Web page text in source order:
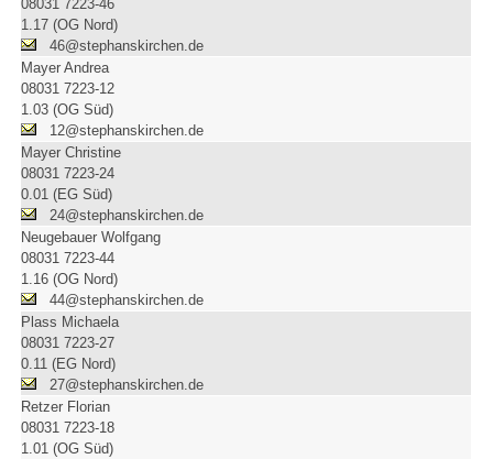
08031 7223-46
1.17 (OG Nord)
46@stephanskirchen.de
Mayer Andrea
08031 7223-12
1.03 (OG Süd)
12@stephanskirchen.de
Mayer Christine
08031 7223-24
0.01 (EG Süd)
24@stephanskirchen.de
Neugebauer Wolfgang
08031 7223-44
1.16 (OG Nord)
44@stephanskirchen.de
Plass Michaela
08031 7223-27
0.11 (EG Nord)
27@stephanskirchen.de
Retzer Florian
08031 7223-18
1.01 (OG Süd)